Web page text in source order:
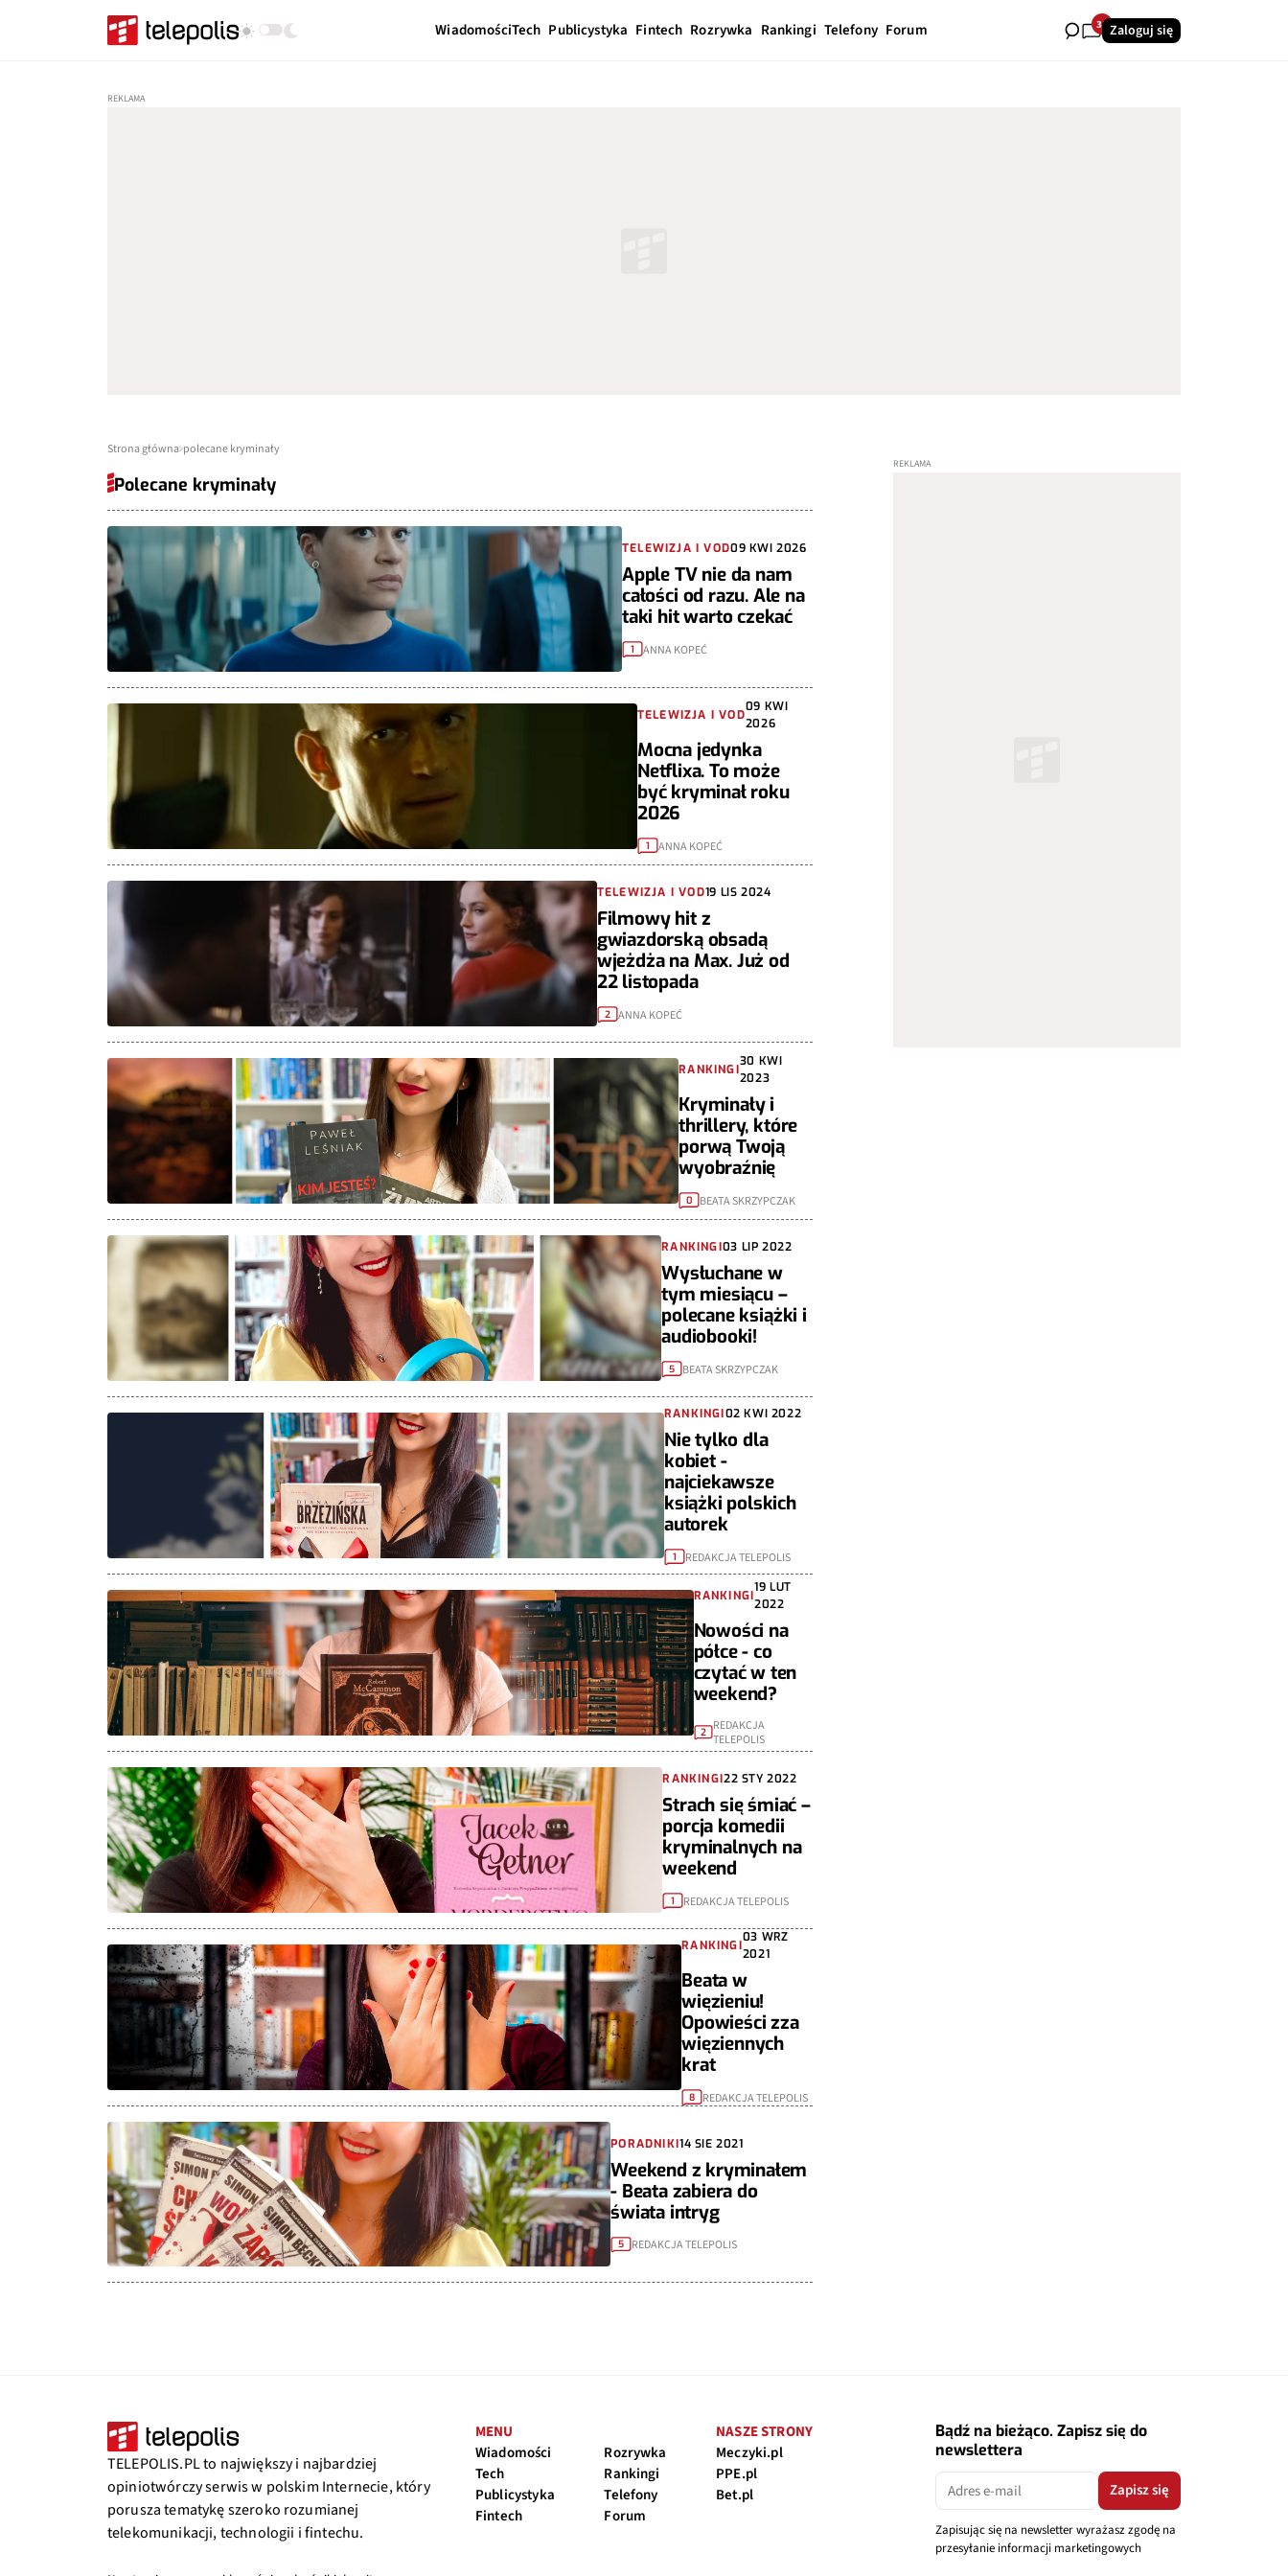
WiadomościTech Publicystyka Fintech Rozrywka Rankingi Telefony Forum 31Zaloguj się
Strona główna polecane kryminały
Polecane kryminały
TELEWIZJA I VOD09 KWI 2026
Apple TV nie da nam
całości od razu. Ale na
taki hit warto czekać
1 ANNA KOPEĆ
TELEWIZJA I VOD
09 KWI
2026
Mocna jedynka
Netflixa. To może
być kryminał roku
2026
1 ANNA KOPEĆ
TELEWIZJA I VOD19 LIS 2024
Filmowy hit z
gwiazdorską obsadą
wjeżdża na Max. Już od
22 listopada
2 ANNA KOPEĆ
RANKINGI
30 KWI
2023
Kryminały i
thrillery, które
porwą Twoją
wyobraźnię
0 BEATA SKRZYPCZAK
RANKINGI03 LIP 2022
Wysłuchane w
tym miesiącu –
polecane książki i
audiobooki!
5 BEATA SKRZYPCZAK
RANKINGI02 KWI 2022
Nie tylko dla
kobiet -
najciekawsze
książki polskich
autorek
1 REDAKCJA TELEPOLIS
RANKINGI
19 LUT
2022
Nowości na
półce - co
czytać w ten
weekend?
2
REDAKCJA
TELEPOLIS
RANKINGI22 STY 2022
Strach się śmiać –
porcja komedii
kryminalnych na
weekend
1 REDAKCJA TELEPOLIS
RANKINGI
03 WRZ
2021
Beata w
więzieniu!
Opowieści zza
więziennych
krat
8 REDAKCJA TELEPOLIS
PORADNIKI14 SIE 2021
Weekend z kryminałem
- Beata zabiera do
świata intryg
5 REDAKCJA TELEPOLIS
TELEPOLIS.PL to największy i najbardziej
opiniotwórczy serwis w polskim Internecie, który
porusza tematykę szeroko rozumianej
telekomunikacji, technologii i fintechu.
MENU
Wiadomości
Tech
Publicystyka
Fintech
Rozrywka
Rankingi
Telefony
Forum
NASZE STRONY
Meczyki.pl
PPE.pl
Bet.pl
Bądź na bieżąco. Zapisz się do
newslettera
Zapisz się
Zapisując się na newsletter wyrażasz zgodę na
przesyłanie informacji marketingowych